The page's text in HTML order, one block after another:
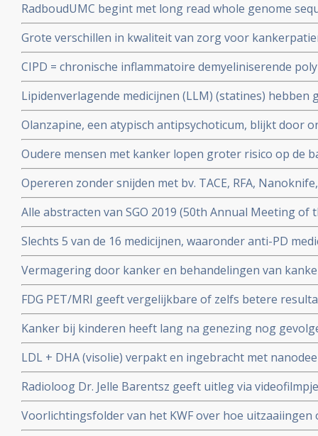
RadboudUMC begint met long read whole genome
van genetische afwijkingen bij zeldzame aandoeningen
Grote verschillen in kwaliteit van zorg voor
ziekenhuizen blijkt uit recent rapport van het NFK -
Kankerpatiëntenorganisaties
CIPD = chronische inflammatoire demyeliniserende
beste resultaat met maximaal drie lage doses IVIg =
Lipidenverlagende medicijnen (LLM) (statines) hebben
overleving van kankerpatienten met borstkanker,
Olanzapine, een atypisch antipsychoticum, blijkt door
veroorzaakte misselijkheid en braken bijna volledig te
kankerpatienten met gevorderde kanker
Oudere mensen met kanker lopen groter risico op de
(veroorzaakt diarree) en overlijden daaraan ook vaker
Opereren zonder snijden met bv. TACE, RFA,
doe een consult bij specialistisch team in Nederland
zoek gaat.
Alle abstracten van SGO 2019 (50th Annual Meeting of
Oncology)
Slechts 5 van de 16 medicijnen, waaronder anti-PD
voor gebruik bij vormen van spijsverteringskanker
overall overleving, kwaliteit van leven en
Vermagering door kanker en behandelingen van
en verbetert vaker kwaliteit van leven en overall
effectieve behandelingen
FDG PET/MRI geeft vergelijkbare of zelfs betere
PET/CT bij verschillende vormen van kanker aldus een
Kanker bij kinderen heeft lang na genezing nog
levensbedreigende ziekte in haar/zijn verdere leven.
LDL + DHA (visolie) verpakt en ingebracht met
procent van levertumoren en spaart gewone cellen
Radioloog Dr. Jelle Barentsz geeft uitleg via
behandelingen en de rol van de beeldvorming via mp-
Voorlichtingsfolder van het KWF over hoe uitzaaiingen